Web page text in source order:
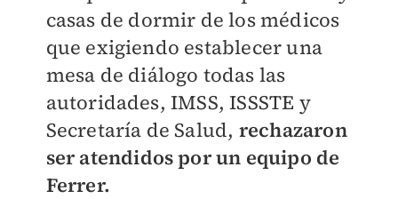
casas de dormir de los médicos
que exigiendo establecer una
mesa de diálogo todas las
autoridades, IMSS, ISSSTE y
Secretaría de Salud, rechazaron
ser atendidos por un equipo de
Ferrer.